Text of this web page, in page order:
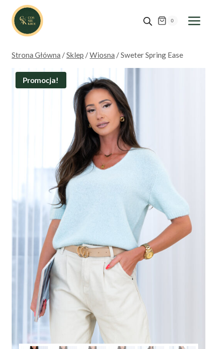
Przejdź
treści
0
Strona Główna /Sklep /Wiosna /Sweter Spring Ease
Promocja!